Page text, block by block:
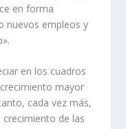
en forma
nuevos empleos y
en los cuadros
mayor
cada vez más,
de las